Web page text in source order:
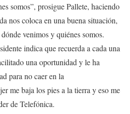
somos”, prosigue Pallete, haciendo
nos coloca en una buena situación,
venimos y quiénes somos.
indica que recuerda a cada una
una oportunidad y le ha
para no caer en la
me baja los pies a la tierra y eso me
de Telefónica.